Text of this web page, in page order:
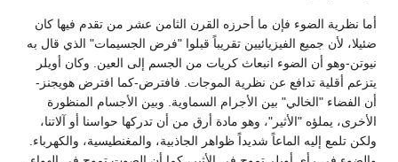
أما نظرية الضوء فإن ما أحرزه القرن الثامن عشر من تقدم فيها كان
ضئيلا، لأن جميع الفيزيائيين تقريباً قبلوا "فرض الجسيمات" الذي قال به
نيوتن-وهو أن الضوء انبعاث كريات من الجسم إلى العين. وكان أويلر
يتزعم أقلية تدافع عن نظرية الموجات. فافترض-كما افترض هويجنز-
أن الفضاء "الخالي" بين الأجرام السماوية. وبين الأجسام المنظورة
الأخرى، يملؤه "الأثير"، وهو مادة أرق من أن تدركها حواسنا أو آلاتنا،
ولكن تلمع إليه الماعاً شديداً ظواهر الجاذبية، والمغنطيسية، والكهرباء.